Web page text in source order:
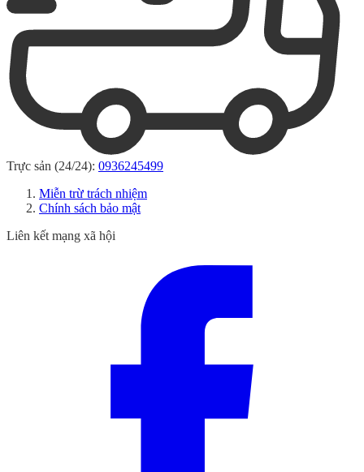
Trực sản (24/24): 0936245499
Miễn trừ trách nhiệm
Chính sách bảo mật
Liên kết mạng xã hội